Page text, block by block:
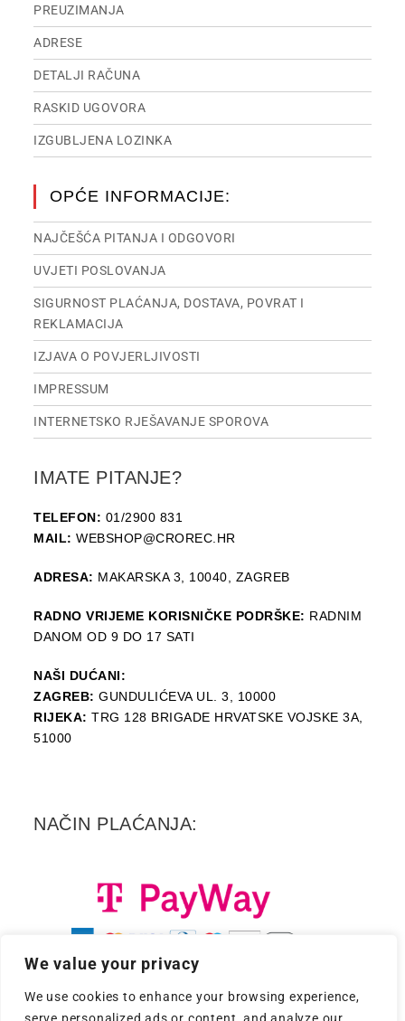
We value your privacy
We use cookies to enhance your browsing experience,
PREUZIMANJA
ADRESE
DETALJI RAČUNA
RASKID UGOVORA
IZGUBLJENA LOZINKA
OPĆE INFORMACIJE:
NAJČEŠĆA PITANJA I ODGOVORI
UVJETI POSLOVANJA
SIGURNOST PLAĆANJA, DOSTAVA, POVRAT I
REKLAMACIJA
IZJAVA O POVJERLJIVOSTI
IMPRESSUM
INTERNETSKO RJEŠAVANJE SPOROVA
IMATE PITANJE?
TELEFON: 01/2900 831
MAIL: WEBSHOP@CROREC.HR
ADRESA: MAKARSKA 3, 10040, ZAGREB
RADNO VRIJEME KORISNIČKE PODRŠKE: RADNIM
DANOM OD 9 DO 17 SATI
NAŠI DUĆANI:
ZAGREB: GUNDULIĆEVA UL. 3, 10000
RIJEKA: TRG 128 BRIGADE HRVATSKE VOJSKE 3A,
51000
NAČIN PLAĆANJA: